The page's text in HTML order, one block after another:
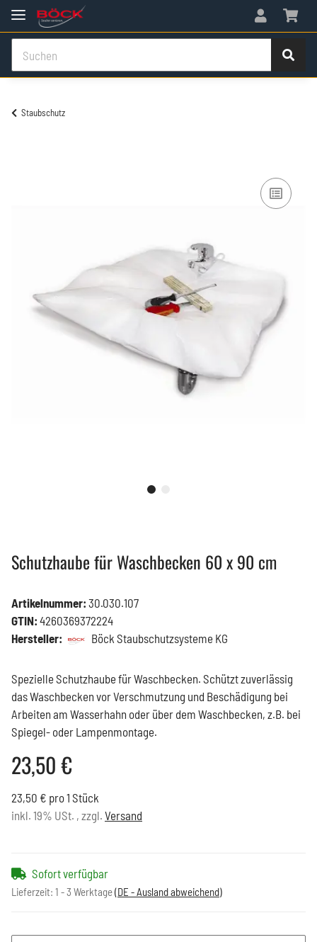
Staubschutz
Schutzhaube für Waschbecken 60 x 90 cm
Artikelnummer: 30.030.107
GTIN: 4260369372224
Hersteller:
Böck Staubschutzsysteme KG
Spezielle Schutzhaube für Waschbecken. Schützt zuverlässig
das Waschbecken vor Verschmutzung und Beschädigung bei
Arbeiten am Wasserhahn oder über dem Waschbecken, z.B. bei
Spiegel- oder Lampenmontage.
23,50 €
23,50 € pro 1 Stück
inkl. 19% USt. , zzgl. Versand
Sofort verfügbar
Lieferzeit: 1 - 3 Werktage(DE - Ausland abweichend)